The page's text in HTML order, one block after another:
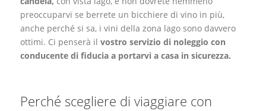
preoccuparvi se berrete un bicchiere di vino in più,
anche perché si sa, i vini della zona lago sono davvero
ottimi. Ci penserà ilvostro servizio di noleggio con
conducente di fiducia a portarvi a casa in sicurezza.
Perché scegliere di viaggiare con